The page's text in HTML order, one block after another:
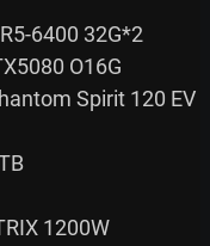
6400 32G*2
O16G
Spirit 120 EV
1200W